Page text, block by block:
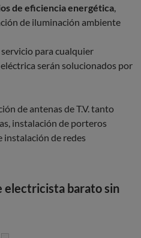
de eficiencia energética,
de iluminación ambiente
para cualquier
serán solucionados por
de antenas de T.V. tanto
instalación de porteros
instalación de redes
electricista barato sin